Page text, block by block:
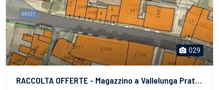
029
RACCOLTA OFFERTE - Magazzino a Vallelunga Pratameno (CL), Via Bologna - LOTTO 7 - vendita telematica sulla piattaforma www.gobidreal.it n.32408.7